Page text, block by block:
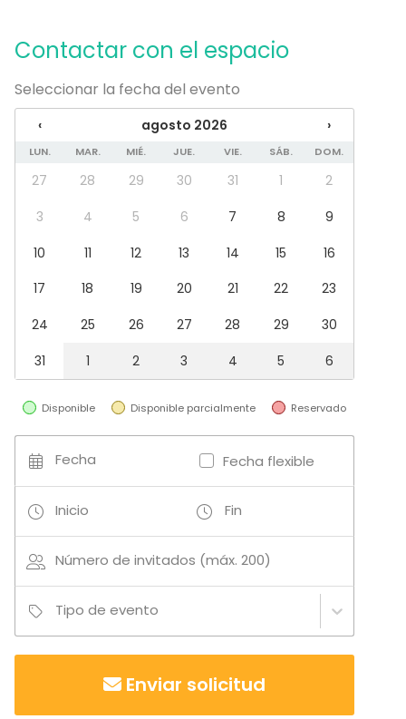
Mobiliario
Tipo de eventos
Fiesta
Cena / Comida
Reunión / Workshop
Evento corporativo
Fiesta de empresa
Celebración familiar
Tipo de espacio
Hotel
Azotea / Rooftop
Espacio al aire libre
Contactar con el espacio
Seleccionar la fecha del evento
‹ agosto 2026 ›
LUN. MAR. MIÉ. JUE. VIE. SÁB. DOM.
27 28 29 30 31 1
2
3
4 5 6 7 8
9
10
11 12 13 14 15
16
17
18 19 20 21 22
23
24
25 26 27 28 29
30
31
1 2 3 4 5 6
Disponible Disponible parcialmente Reservado
Fecha Fecha flexible
Inicio Fin
Número de invitados (máx. 200)
Tipo de evento
Enviar solicitud